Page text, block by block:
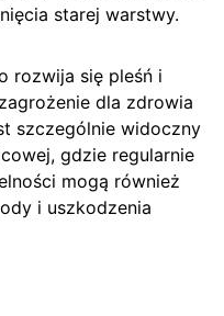
starej warstwy.
rozwija się pleśń i
dla zdrowia
szczególnie widoczny
gdzie regularnie
mogą również
i uszkodzenia